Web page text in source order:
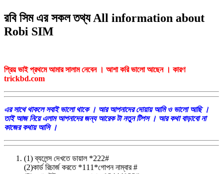
রবি সিম এর সকল তথ্য All information about
Robi SIM
প্রিয় ভাই প্রথমে আমার সালাম নেবেন । আশা করি ভালো আছেন । কারণ
trickbd.com
এর সাথে থাকলে সবাই ভালো থাকে । আর আপনাদের দোয়ায় আমি ও ভালো আছি ।
তাই আজ নিয়ে এলাম আপনাদের জন্য আরেক টা নতুন টিপস । আর কথা বাড়াবো না
কাজের কথায় আসি ।
(1) ব্যলেন্স দেখতে ডায়াল *222#
(2)কার্ড রিচার্জ করতে *111*গোপন নাম্বার #